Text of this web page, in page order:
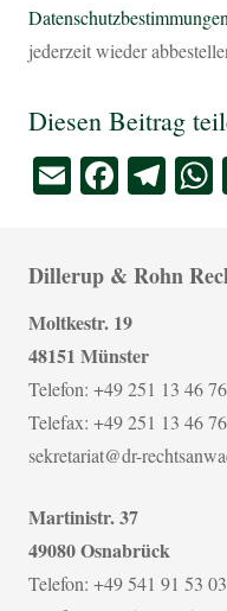
Datenschutzbestimmungen
jederzeit wieder
Diesen Beitrag
Email
Dillerup & Rohn
Moltkestr. 19
48151 Münster
Telefon: +49 251 13 46
Telefax: +49 251 13 46
sekretariat@dr-
Martinistr. 37
49080 Osnabrück
Telefon: +49 541 91 53